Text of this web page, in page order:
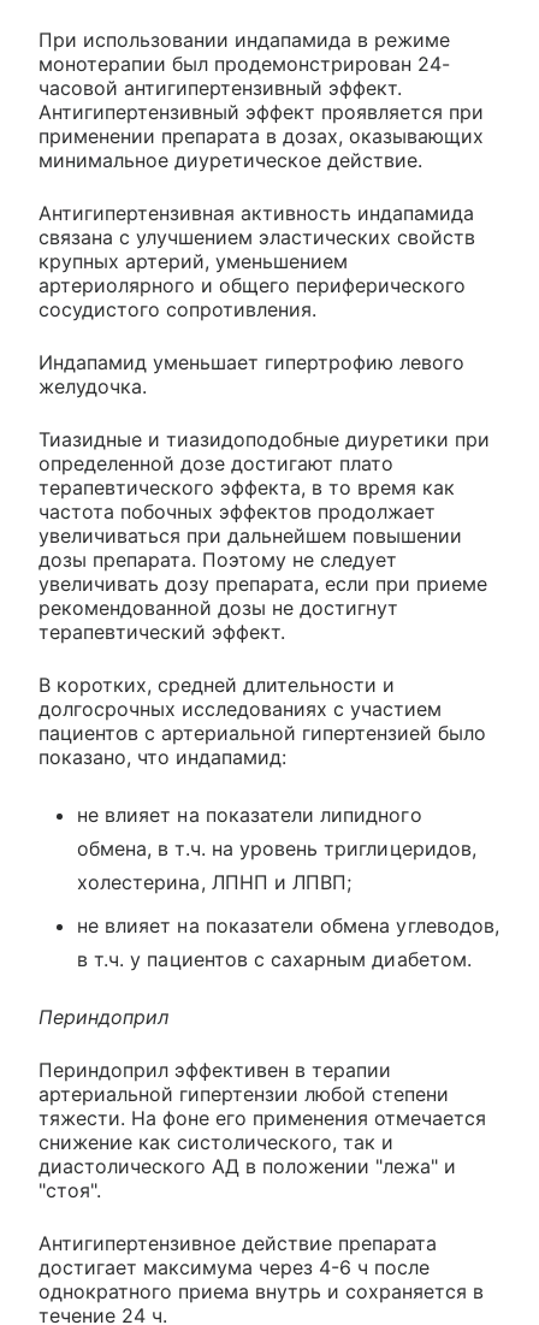
При использовании индапамида в режиме
монотерапии был продемонстрирован 24-
часовой антигипертензивный эффект.
Антигипертензивный эффект проявляется при
применении препарата в дозах, оказывающих
минимальное диуретическое действие.
Антигипертензивная активность индапамида
связана с улучшением эластических свойств
крупных артерий, уменьшением
артериолярного и общего периферического
сосудистого сопротивления.
Индапамид уменьшает гипертрофию левого
желудочка.
Тиазидные и тиазидоподобные диуретики при
определенной дозе достигают плато
терапевтического эффекта, в то время как
частота побочных эффектов продолжает
увеличиваться при дальнейшем повышении
дозы препарата. Поэтому не следует
увеличивать дозу препарата, если при приеме
рекомендованной дозы не достигнут
терапевтический эффект.
В коротких, средней длительности и
долгосрочных исследованиях с участием
пациентов с артериальной гипертензией было
показано, что индапамид:
не влияет на показатели липидного
обмена, в т.ч. на уровень триглицеридов,
холестерина, ЛПНП и ЛПВП;
не влияет на показатели обмена углеводов,
в т.ч. у пациентов с сахарным диабетом.
Периндоприл
Периндоприл эффективен в терапии
артериальной гипертензии любой степени
тяжести. На фоне его применения отмечается
снижение как систолического, так и
диастолического АД в положении "лежа" и
"стоя".
Антигипертензивное действие препарата
достигает максимума через 4-6 ч после
однократного приема внутрь и сохраняется в
течение 24 ч.